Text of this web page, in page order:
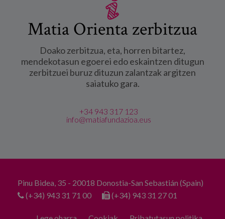
Matia Orienta zerbitzua
Doako zerbitzua, eta, horren bitartez,
mendekotasun egoerei edo eskaintzen ditugun
zerbitzuei buruz dituzun zalantzak argitzen
saiatuko gara.
+34 943 317 123
info@matiafundazioa.eus
Pinu Bidea, 35 - 20018 Donostia-San Sebastián (Spain)
(+34) 943 31 71 00
(+34) 943 31 27 01